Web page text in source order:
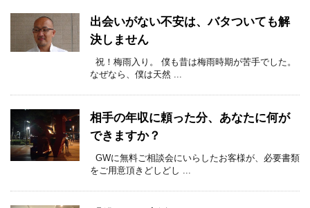
出会いがない不安は、バタついても解
決しません
祝！梅雨入り。 僕も昔は梅雨時期が苦手でした。
なぜなら、僕は天然 ...
相手の年収に頼った分、あなたに何が
できますか？
GWに無料ご相談会にいらしたお客様が、必要書類
をご用意頂きどしどし ...